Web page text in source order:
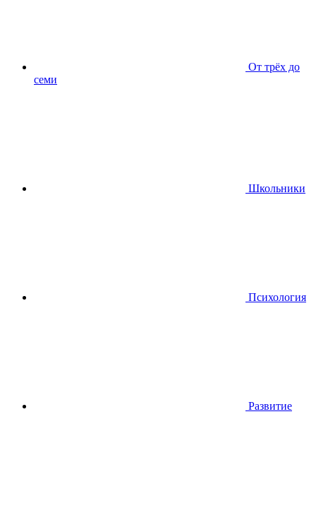
От трёх до
семи
Школьники
Психология
Развитие